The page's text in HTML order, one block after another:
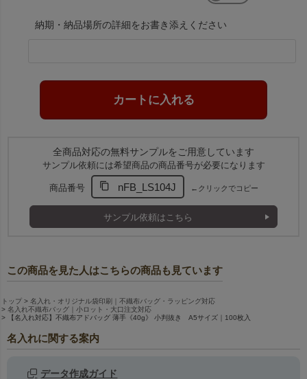
納期・納品場所の詳細をお書き添えください
全商品対応の無料サンプルをご用意しています
サンプル依頼には希望商品の商品番号が必要になります
商品番号 nFB_LS104J ←クリックでコピー
サンプル依頼はこちら
この商品を見た人はこちらの商品も見ています
トップ
名入れ・オリジナル袋印刷｜不織布バッグ・ラッピング対応
名入れ不織布バッグ｜小ロット・大口注文対応
【名入れ対応】不織布アドバッグ 薄手《40g》 小判抜き A5サイズ｜100枚入
名入れに関する案内
データ作成ガイド